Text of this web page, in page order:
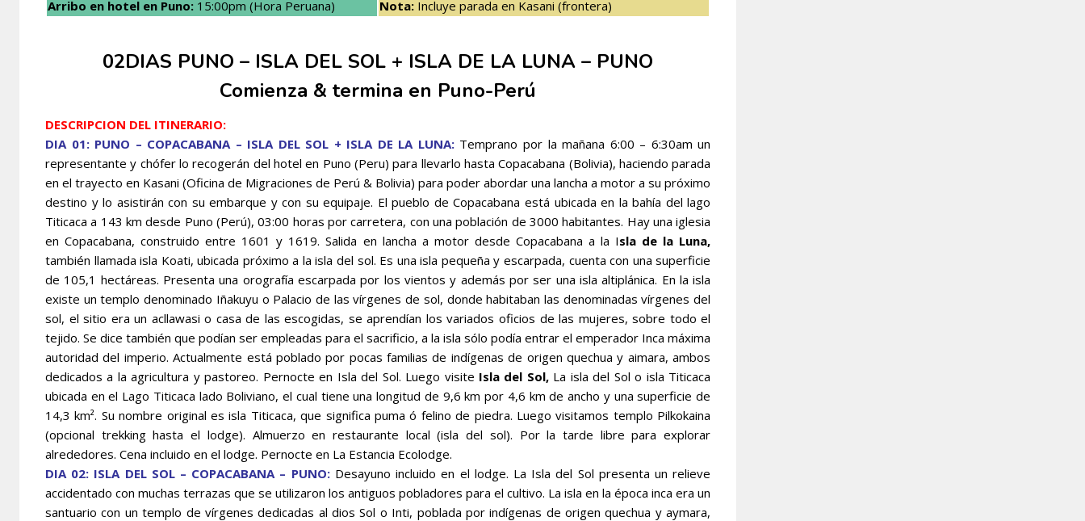
Arribo en hotel en Puno: 15:00pm (Hora Peruana)
Nota: Incluye parada en Kasani (frontera)
02DIAS PUNO – ISLA DEL SOL + ISLA DE LA LUNA – PUNO
Comienza & termina en Puno-Perú
DESCRIPCION DEL ITINERARIO:
DIA 01: PUNO – COPACABANA – ISLA DEL SOL + ISLA DE LA LUNA:Temprano por la mañana 6:00 – 6:30am un
representante y chófer lo recogerán del hotel en Puno (Peru) para llevarlo hasta Copacabana (Bolivia), haciendo parada
en el trayecto en Kasani (Oficina de Migraciones de Perú & Bolivia) para poder abordar una lancha a motor a su próximo
destino y lo asistirán con su embarque y con su equipaje. El pueblo de Copacabana está ubicada en la bahía del lago
Titicaca a 143 km desde Puno (Perú), 03:00 horas por carretera, con una población de 3000 habitantes. Hay una iglesia
en Copacabana, construido entre 1601 y 1619. Salida en lancha a motor desde Copacabana a la Isla de la Luna,
también llamada isla Koati, ubicada próximo a la isla del sol. Es una isla pequeña y escarpada, cuenta con una superficie
de 105,1 hectáreas. Presenta una orografía escarpada por los vientos y además por ser una isla altiplánica. En la isla
existe un templo denominado Iñakuyu o Palacio de las vírgenes de sol, donde habitaban las denominadas vírgenes del
sol, el sitio era un acllawasi o casa de las escogidas, se aprendían los variados oficios de las mujeres, sobre todo el
tejido. Se dice también que podían ser empleadas para el sacrificio, a la isla sólo podía entrar el emperador Inca máxima
autoridad del imperio. Actualmente está poblado por pocas familias de indígenas de origen quechua y aimara, ambos
dedicados a la agricultura y pastoreo. Pernocte en Isla del Sol. Luego visite Isla del Sol,La isla del Sol o isla Titicaca
ubicada en el Lago Titicaca lado Boliviano, el cual tiene una longitud de 9,6 km por 4,6 km de ancho y una superficie de
14,3 km². Su nombre original es isla Titicaca, que significa puma ó felino de piedra. Luego visitamos templo Pilkokaina
(opcional trekking hasta el lodge). Almuerzo en restaurante local (isla del sol). Por la tarde libre para explorar
alrededores. Cena incluido en el lodge. Pernocte en La Estancia Ecolodge.
DIA 02: ISLA DEL SOL – COPACABANA – PUNO:Desayuno incluido en el lodge. La Isla del Sol presenta un relieve
accidentado con muchas terrazas que se utilizaron los antiguos pobladores para el cultivo. La isla en la época inca era un
santuario con un templo de vírgenes dedicadas al dios Sol o Inti, poblada por indígenas de origen quechua y aymara,